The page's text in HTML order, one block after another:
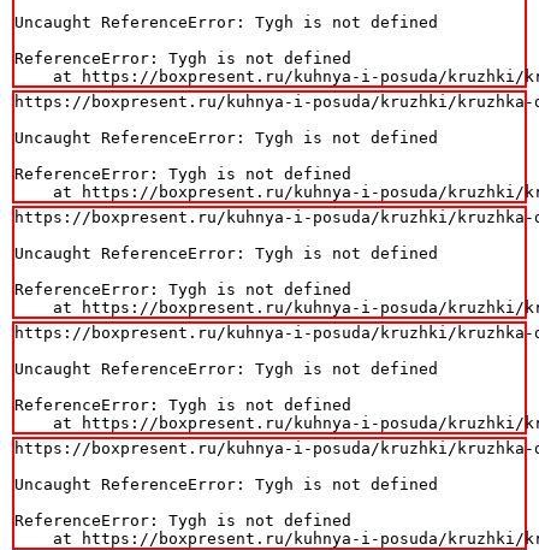
Uncaught ReferenceError: Tygh is not defined
ReferenceError: Tygh is not defined
at https://boxpresent.ru/kuhnya-i-posuda/kruzhki/
https://boxpresent.ru/kuhnya-i-posuda/kruzhki/kruzhka-
Uncaught ReferenceError: Tygh is not defined
ReferenceError: Tygh is not defined
at https://boxpresent.ru/kuhnya-i-posuda/kruzhki/
https://boxpresent.ru/kuhnya-i-posuda/kruzhki/kruzhka-
Uncaught ReferenceError: Tygh is not defined
ReferenceError: Tygh is not defined
at https://boxpresent.ru/kuhnya-i-posuda/kruzhki/
https://boxpresent.ru/kuhnya-i-posuda/kruzhki/kruzhka-
Uncaught ReferenceError: Tygh is not defined
ReferenceError: Tygh is not defined
at https://boxpresent.ru/kuhnya-i-posuda/kruzhki/
https://boxpresent.ru/kuhnya-i-posuda/kruzhki/kruzhka-
Uncaught ReferenceError: Tygh is not defined
ReferenceError: Tygh is not defined
at https://boxpresent.ru/kuhnya-i-posuda/kruzhki/